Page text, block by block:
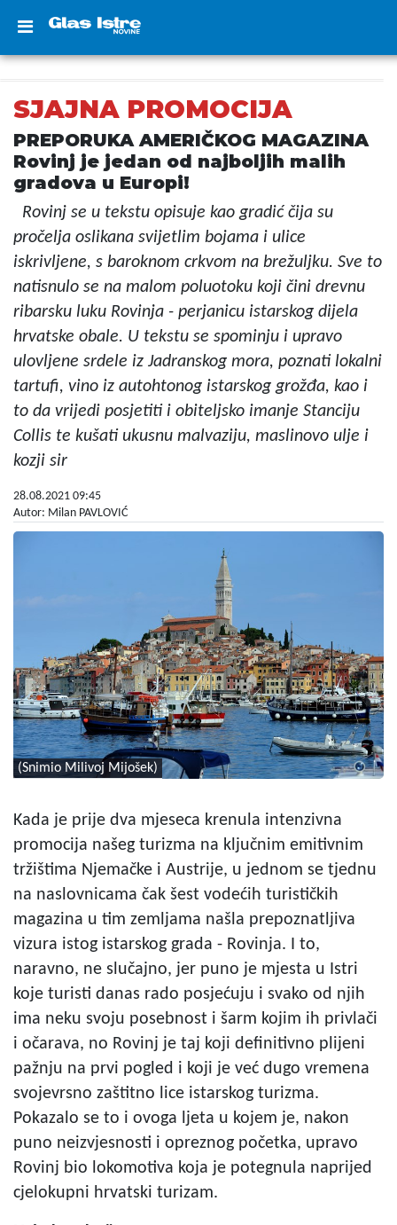
SJAJNA PROMOCIJA
PREPORUKA AMERIČKOG MAGAZINA
Rovinj je jedan od najboljih malih
gradova u Europi!
Rovinj se u tekstu opisuje kao gradić čija su
pročelja oslikana svijetlim bojama i ulice
iskrivljene, s baroknom crkvom na brežuljku. Sve to
natisnulo se na malom poluotoku koji čini drevnu
ribarsku luku Rovinja - perjanicu istarskog dijela
hrvatske obale. U tekstu se spominju i upravo
ulovljene srdele iz Jadranskog mora, poznati lokalni
tartufi, vino iz autohtonog istarskog grožđa, kao i
to da vrijedi posjetiti i obiteljsko imanje Stanciju
Collis te kušati ukusnu malvaziju, maslinovo ulje i
kozji sir
28.08.2021 09:45
Autor: Milan PAVLOVIĆ
(Snimio Milivoj Mijošek)
Kada je prije dva mjeseca krenula intenzivna
promocija našeg turizma na ključnim emitivnim
tržištima Njemačke i Austrije, u jednom se tjednu
na naslovnicama čak šest vodećih turističkih
magazina u tim zemljama našla prepoznatljiva
vizura istog istarskog grada - Rovinja. I to,
naravno, ne slučajno, jer puno je mjesta u Istri
koje turisti danas rado posjećuju i svako od njih
ima neku svoju posebnost i šarm kojim ih privlači
i očarava, no Rovinj je taj koji definitivno plijeni
pažnju na prvi pogled i koji je već dugo vremena
svojevrsno zaštitno lice istarskog turizma.
Pokazalo se to i ovoga ljeta u kojem je, nakon
puno neizvjesnosti i opreznog početka, upravo
Rovinj bio lokomotiva koja je potegnula naprijed
cjelokupni hrvatski turizam.